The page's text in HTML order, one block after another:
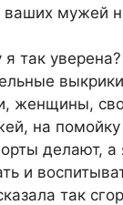
мужей
так
женщины,
на помойку
делают, а
и
так